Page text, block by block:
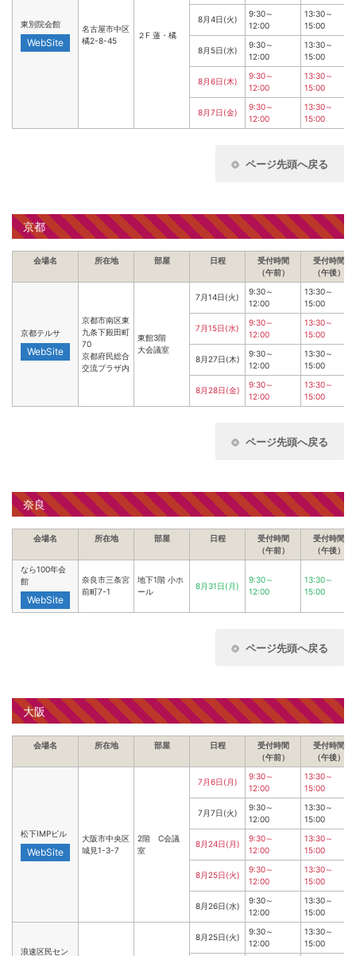
東別院会館
WebSite
名古屋市中区
橘2-8-45
２F 蓮・橘
8月4日(火)
9:30～
12:00
13:30～
15:00
8月5日(水)
9:30～
12:00
13:30～
15:00
8月6日(木)
9:30～
12:00
13:30～
15:00
8月7日(金)
9:30～
12:00
13:30～
15:00
ページ先頭へ戻る
京都
会場名 所在地 部屋 日程
受付時間
（午前）
受付時間
（午後）
京都テルサ
WebSite
京都市南区東
九条下殿田町
70
京都府民総合
交流プラザ内
東館3階
大会議室
7月14日(火)
9:30～
12:00
13:30～
15:00
7月15日(水)
9:30～
12:00
13:30～
15:00
8月27日(木)
9:30～
12:00
13:30～
15:00
8月28日(金)
9:30～
12:00
13:30～
15:00
ページ先頭へ戻る
奈良
会場名 所在地 部屋 日程
受付時間
（午前）
受付時間
（午後）
なら100年会
館
WebSite
奈良市三条宮
前町7-1
地下1階 小ホ
ール
8月31日(月)
9:30～
12:00
13:30～
15:00
ページ先頭へ戻る
大阪
会場名 所在地 部屋 日程
受付時間
（午前）
受付時間
（午後）
松下IMPビル
WebSite
大阪市中央区
城見1-3-7
2階 C会議
室
7月6日(月)
9:30～
12:00
13:30～
15:00
7月7日(火)
9:30～
12:00
13:30～
15:00
8月24日(月)
9:30～
12:00
13:30～
15:00
8月25日(火)
9:30～
12:00
13:30～
15:00
8月26日(水)
9:30～
12:00
13:30～
15:00
浪速区民セン
8月25日(火)
9:30～
12:00
13:30～
15:00